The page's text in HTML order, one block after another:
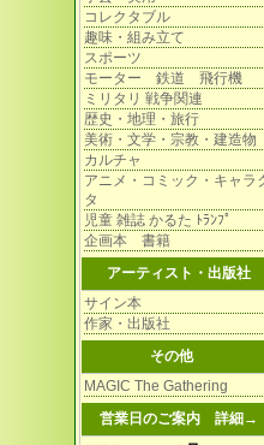
コレクタブル
趣味・組み立て
スポーツ
モーター 鉄道 飛行機
ミリタリ 戦争関連
歴史・地理・旅行
美術・文学・宗教・建造物
カルチャ
アニメ・コミック・キャラ
タ
児童 雑誌 かるた ﾄﾗﾝﾌﾟ
企画本 書籍
アーティスト・出版社
サイン本
作家・出版社
その他
MAGIC The Gathering
営業日のご案内 詳細→